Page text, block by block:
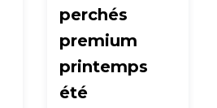
perchés
premium
printemps
été